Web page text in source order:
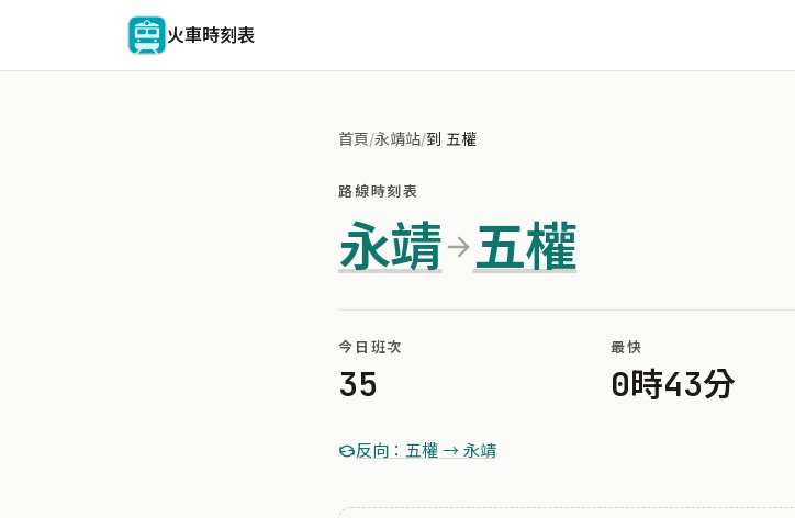
火車時刻表
首頁/永靖站/到 五權
路線時刻表
永靖 五權
今日班次
35
最快
0時43分
反向：五權 → 永靖